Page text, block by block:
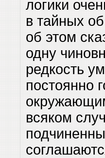
логики
в тайных
об этом
одну
редкость
постоянно
всяком